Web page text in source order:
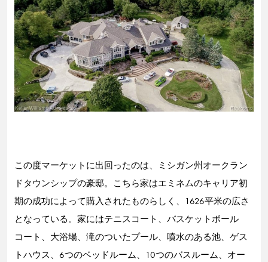
この度マーケットに出回ったのは、ミシガン州オークラン
ドタウンシップの豪邸。こちら家はエミネムのキャリア初
期の成功によって購入されたものらしく、1626平米の広さ
となっている。家にはテニスコート、バスケットボール
コート、大浴場、滝のついたプール、噴水のある池、ゲス
トハウス、6つのベッドルーム、10つのバスルーム、オー